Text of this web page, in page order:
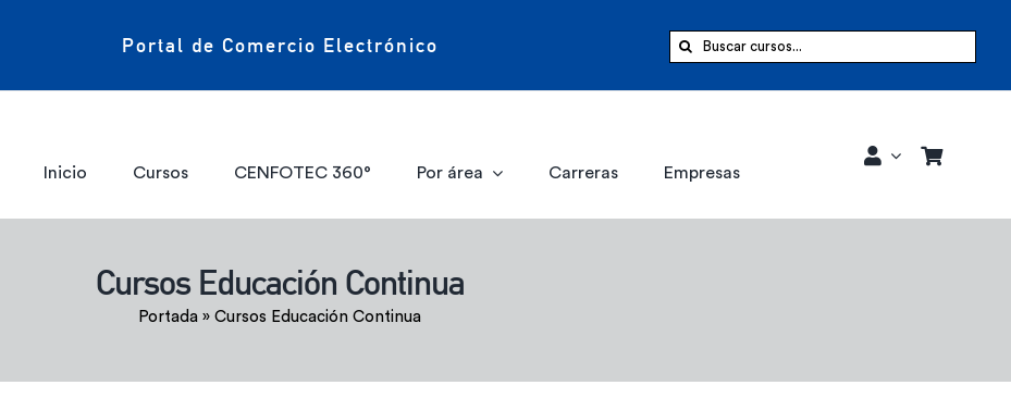
Portal de Comercio Electrónico Buscar:
Inicio Cursos CENFOTEC 360° Por área Carreras Empresas
Cursos Educación Continua
Portada » Cursos Educación Continua